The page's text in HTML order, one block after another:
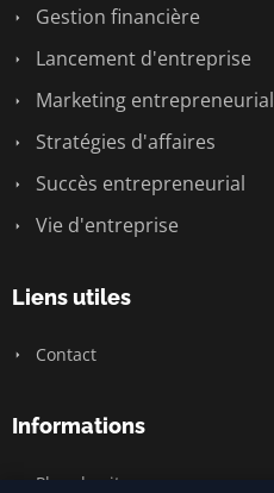
Gestion financière
Lancement d'entreprise
Marketing entrepreneurial
Stratégies d'affaires
Succès entrepreneurial
Vie d'entreprise
Liens utiles
Contact
Informations
Plan du site